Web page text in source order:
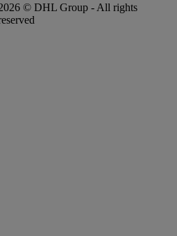
© DHL Group - All rights